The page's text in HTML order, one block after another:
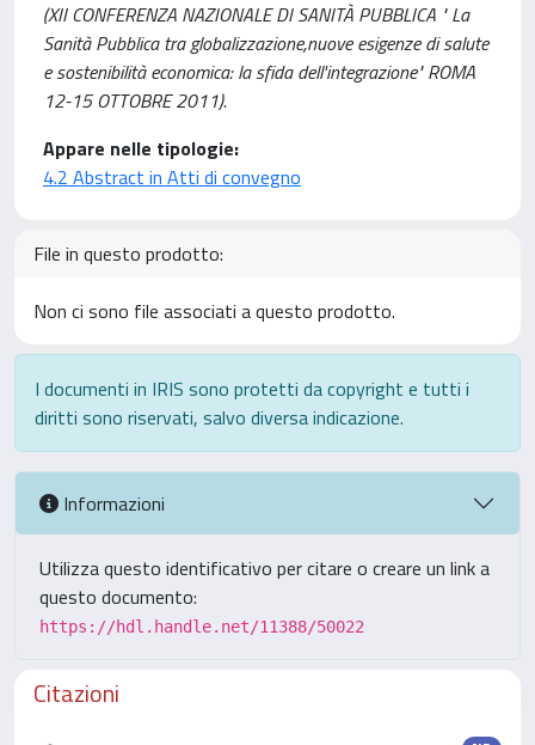
(XII CONFERENZA NAZIONALE DI SANITÀ PUBBLICA " La
Sanità Pubblica tra globalizzazione,nuove esigenze di salute
e sostenibilità economica: la sfida dell'integrazione" ROMA
12-15 OTTOBRE 2011).
Appare nelle tipologie:
4.2 Abstract in Atti di convegno
File in questo prodotto:
Non ci sono file associati a questo prodotto.
I documenti in IRIS sono protetti da copyright e tutti i
diritti sono riservati, salvo diversa indicazione.
Informazioni
Utilizza questo identificativo per citare o creare un link a
questo documento:
https://hdl.handle.net/11388/50022
Citazioni